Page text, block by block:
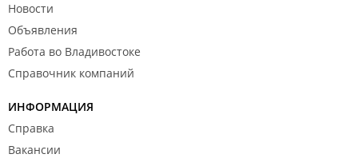
Новости
Объявления
Работа во Владивостоке
Справочник компаний
ИНФОРМАЦИЯ
Справка
Вакансии